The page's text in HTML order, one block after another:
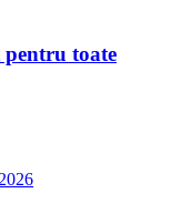
pentru toate